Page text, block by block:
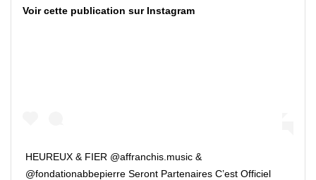
Voir cette publication sur Instagram
HEUREUX & FIER @affranchis.music &
@fondationabbepierre Seront Partenaires C’est Officiel